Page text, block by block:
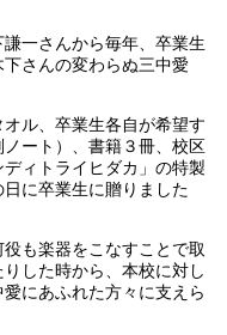
一さんから毎年、卒業生
さんの変わらぬ三中愛
ル、卒業生各自が希望す
ート）、書籍３冊、校区
ィトライヒダカ」の特製
に卒業生に贈りました
も楽器をこなすことで取
した時から、本校に対し
にあふれた方々に支えら